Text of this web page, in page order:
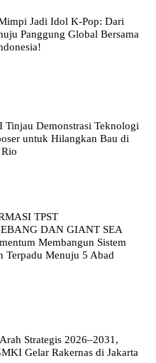
Jadi Idol K-Pop: Dari
Panggung Global Bersama
Tinjau Demonstrasi Teknologi
untuk Hilangkan Bau di
TPST
DAN GIANT SEA
Membangun Sistem
Terpadu Menuju 5 Abad
Strategis 2026–2031,
Gelar Rakernas di Jakarta